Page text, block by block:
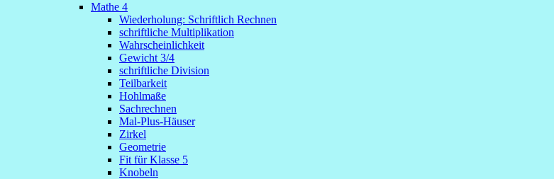
Mathe 4
Wiederholung: Schriftlich Rechnen
schriftliche Multiplikation
Wahrscheinlichkeit
Gewicht 3/4
schriftliche Division
Teilbarkeit
Hohlmaße
Sachrechnen
Mal-Plus-Häuser
Zirkel
Geometrie
Fit für Klasse 5
Knobeln